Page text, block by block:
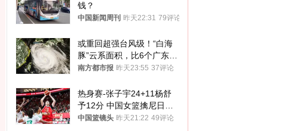
钱？
中国新闻周刊 昨天22:31 79评论
或重回超强台风级！“白海
豚”云系面积，比6个广东还
大！深圳官方：注意这件事
南方都市报 昨天23:55 37评论
热身赛-张子宇24+11杨舒
予12分 中国女篮擒尼日利
亚
中国篮镜头 昨天21:22 49评论